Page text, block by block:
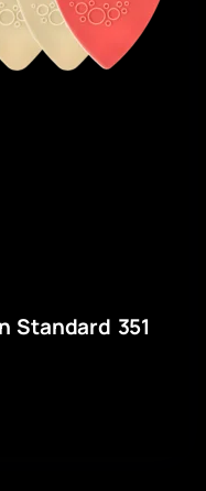
Standard 351